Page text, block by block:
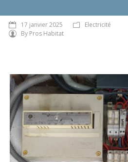
17 janvier 2025
Electricité
By Pros Habitat